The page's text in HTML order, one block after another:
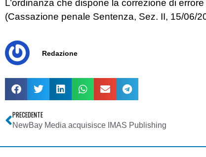
L’ordinanza che dispone la correzione di
(Cassazione penale Sentenza, Sez. II, 15/06/
Redazione
PRECEDENTE
NewBay Media acquisisce IMAS Publishing